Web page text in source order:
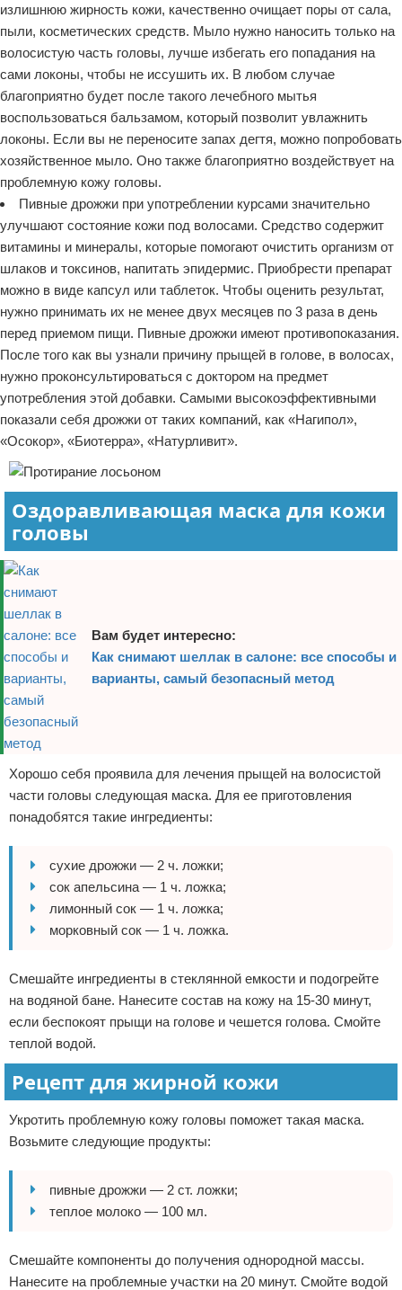
излишнюю жирность кожи, качественно очищает поры от сала,
пыли, косметических средств. Мыло нужно наносить только на
волосистую часть головы, лучше избегать его попадания на
сами локоны, чтобы не иссушить их. В любом случае
благоприятно будет после такого лечебного мытья
воспользоваться бальзамом, который позволит увлажнить
локоны. Если вы не переносите запах дегтя, можно попробовать
хозяйственное мыло. Оно также благоприятно воздействует на
проблемную кожу головы.
Пивные дрожжи при употреблении курсами значительно
улучшают состояние кожи под волосами. Средство содержит
витамины и минералы, которые помогают очистить организм от
шлаков и токсинов, напитать эпидермис. Приобрести препарат
можно в виде капсул или таблеток. Чтобы оценить результат,
нужно принимать их не менее двух месяцев по 3 раза в день
перед приемом пищи. Пивные дрожжи имеют противопоказания.
После того как вы узнали причину прыщей в голове, в волосах,
нужно проконсультироваться с доктором на предмет
употребления этой добавки. Самыми высокоэффективными
показали себя дрожжи от таких компаний, как «Нагипол»,
«Осокор», «Биотерра», «Натурливит».
Оздоравливающая маска для кожи
головы
Вам будет интересно:
Как снимают шеллак в салоне: все способы и
варианты, самый безопасный метод
Хорошо себя проявила для лечения прыщей на волосистой
части головы следующая маска. Для ее приготовления
понадобятся такие ингредиенты:
сухие дрожжи — 2 ч. ложки;
сок апельсина — 1 ч. ложка;
лимонный сок — 1 ч. ложка;
морковный сок — 1 ч. ложка.
Смешайте ингредиенты в стеклянной емкости и подогрейте
на водяной бане. Нанесите состав на кожу на 15-30 минут,
если беспокоят прыщи на голове и чешется голова. Смойте
теплой водой.
Рецепт для жирной кожи
Укротить проблемную кожу головы поможет такая маска.
Возьмите следующие продукты:
пивные дрожжи — 2 ст. ложки;
теплое молоко — 100 мл.
Смешайте компоненты до получения однородной массы.
Нанесите на проблемные участки на 20 минут. Смойте водой